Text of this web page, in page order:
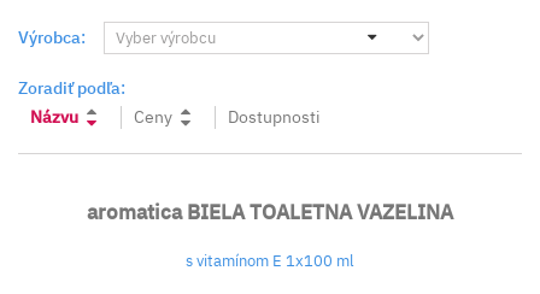
Výrobca:
Zoradiť podľa:
Názvu
Ceny Dostupnosti
aromatica BIELA TOALETNA VAZELINA
s vitamínom E 1x100 ml